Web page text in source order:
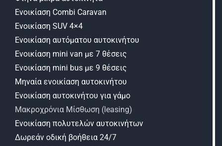
Ενοικίαση Combi Caravan
Ενοικίαση SUV 4×4
Ενοικίαση αυτόματου αυτοκινήτου
Ενοικίαση mini van με 7 θέσεις
Ενοικίαση mini bus με 9 θέσεις
Μηναία ενοικίαση αυτοκινήτου
Ενοικίαση αυτοκινήτου για γάμο
Μακροχρόνια Μίσθωση (leasing)
Ενοικίαση πολυτελών αυτοκινήτων
Δωρεάν οδική βοήθεια 24/7